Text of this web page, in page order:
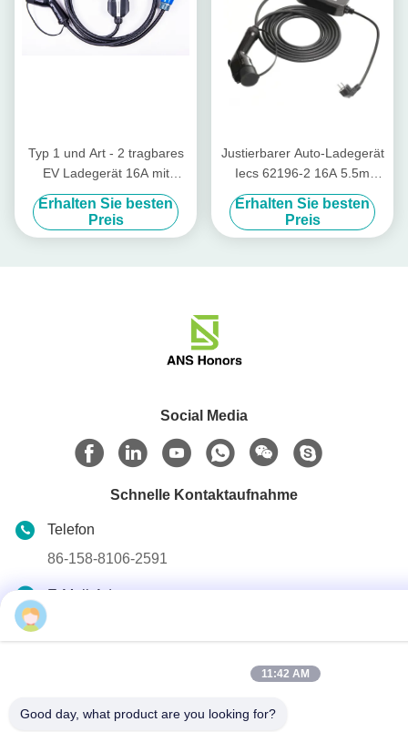
Typ 1 und Art - 2 tragbares
EV Ladegerät 16A mit
IEC309 CEE Plug
Erhalten Sie besten
Preis
Justierbarer Auto-Ladegerät
Iecs 62196-2 16A 5.5m
Haupt-EV Type2-Stecker
Erhalten Sie besten
Preis
Social Media
Schnelle Kontaktaufnahme
Telefon
86-158-8106-2591
E-Mail-Adresse
No.1, Boden 3, Nr. 366-, Nordabschnitt von Hupan-Straße,
11:42 AM
Good day, what product are you looking for?